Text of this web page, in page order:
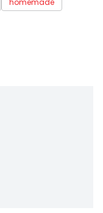
homemade